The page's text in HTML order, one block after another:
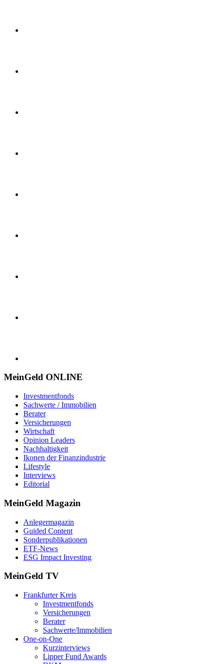
MeinGeld ONLINE
Investmentfonds
Sachwerte / Immobilien
Berater
Versicherungen
Wirtschaft
Opinion Leaders
Nachhaltigkeit
Ikonen der Finanzindustrie
Lifestyle
Interviews
Editorial
MeinGeld Magazin
Anlegermagazin
Guided Content
Sonderpublikationen
ETF-News
ESG Impact Investing
MeinGeld TV
Frankfurter Kreis
Investmentfonds
Versicherungen
Berater
Sachwerte/Immobilien
One-on-One
Kurzinterviews
Lipper Fund Awards